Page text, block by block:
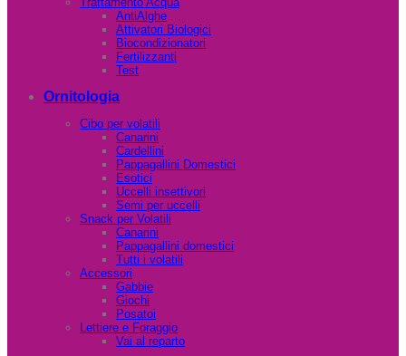
AntiAlghe
Attivatori Biologici
Biocondizionatori
Fertilizzanti
Test
Ornitologia
Cibo per volatili
Canarini
Cardellini
Pappagallini Domestici
Esotici
Uccelli insettivori
Semi per uccelli
Snack per Volatili
Canarini
Pappagallini domestici
Tutti i volatili
Accessori
Gabbie
Giochi
Posatoi
Lettiere e Foraggio
Vai al reparto